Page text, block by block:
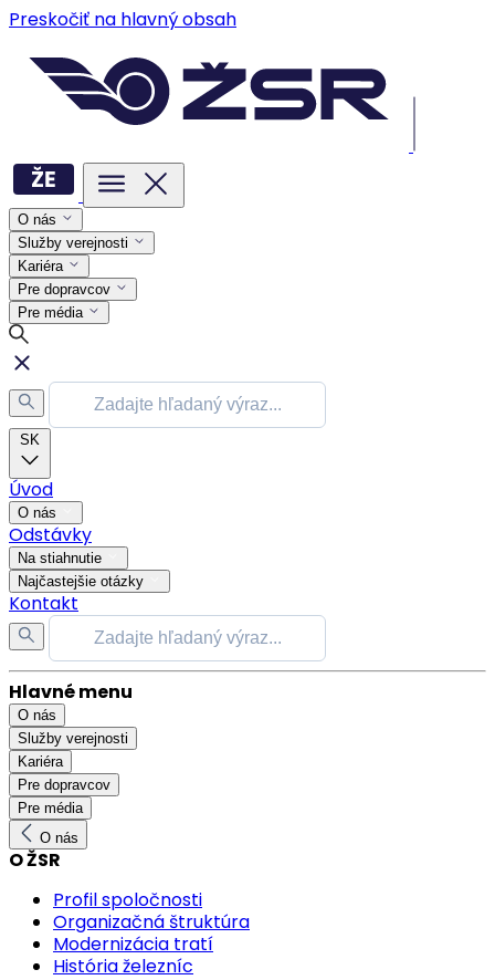
Preskočiť na hlavný obsah
O nás
Služby verejnosti
Kariéra
Pre dopravcov
Pre média
SK
Úvod
O nás
Odstávky
Na stiahnutie
Najčastejšie otázky
Kontakt
Hlavné menu
O nás
Služby verejnosti
Kariéra
Pre dopravcov
Pre média
O nás
O ŽSR
Profil spoločnosti
Organizačná štruktúra
Modernizácia tratí
História železníc